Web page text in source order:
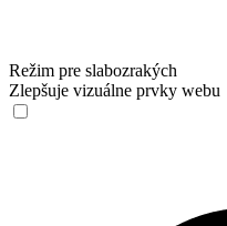
Režim pre slabozrakých
Zlepšuje vizuálne prvky webu